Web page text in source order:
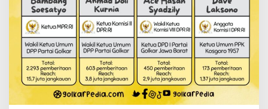
i
s
4
A
n
g
g
o
t
a